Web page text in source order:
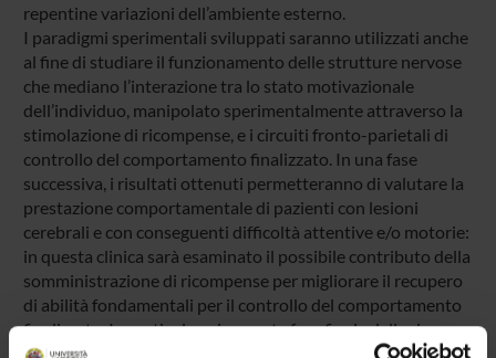
repentine variazioni dell’ambiente esterno.
I paradigmi sperimentali sviluppati saranno utilizzati anche
al fine di studiare il funzionamento delle strutture nervose
che mediano l’interazione tra lo stato motivazionale
dell’individuo, manipolato sperimentalmente attraverso la
stimolazione di ricompense, e i circuiti fronto-parietali di
controllo del comportamento finalizzato. In una fase
successiva, i risultati ottenuti permetteranno di valutare la
prestazione comportamentale di pazienti con lesioni
cerebrali e con conseguenti difficoltà attentive e/o motorie:
in questa clinica sarà esaminato il possibile contributo della
somministrazione di ricompense per migliorare il recupero
di abilità fondamentali per il controllo del comportamento
finalizzato. In particolare, in questa fase finale della ricerca,
si utilizzeranno le conoscenze precedentemente acquisite